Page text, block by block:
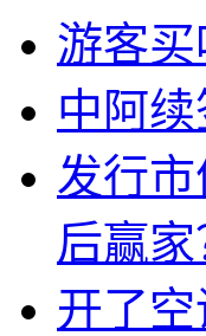
游客
中阿
发行
后赢家
开了